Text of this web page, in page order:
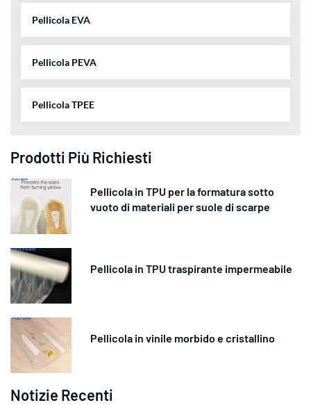
Pellicola EVA
Pellicola PEVA
Pellicola TPEE
Prodotti Più Richiesti
Pellicola in TPU per la formatura sotto
vuoto di materiali per suole di scarpe
Pellicola in TPU traspirante impermeabile
Pellicola in vinile morbido e cristallino
Notizie Recenti